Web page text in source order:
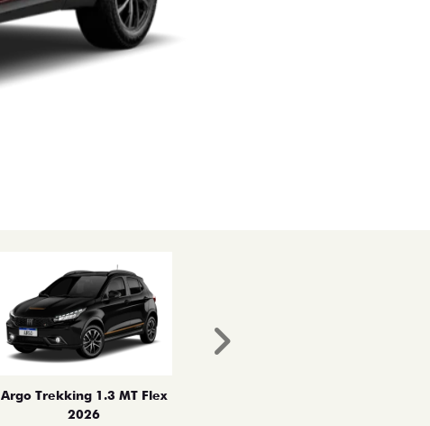
Argo Trekking 1.3 MT Flex
2026
Próximo